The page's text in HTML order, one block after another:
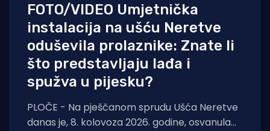
FOTO/VIDEO Umjetnička
instalacija na ušću Neretve
oduševila prolaznike: Znate li
što predstavljaju lađa i
spužva u pijesku?
PLOČE - Na pješčanom sprudu Ušća Neretve
danas je, 8. kolovoza 2026. godine, osvanula